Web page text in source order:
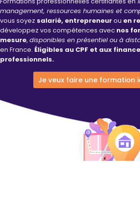
management, ressources humaines et
vous soyez salarié, entrepreneurou en
développez vos compétences avec nos
mesure, disponibles en présentiel ou à
en France. Éligibles au CPF et aux
professionnels.
Je veux faire une formation